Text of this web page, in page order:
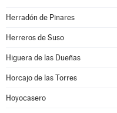
Herradón de Pinares
Herreros de Suso
Higuera de las Dueñas
Horcajo de las Torres
Hoyocasero